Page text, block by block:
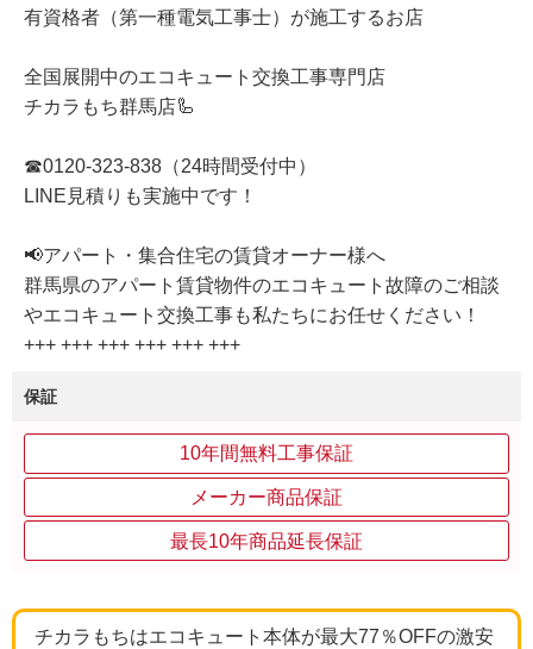
有資格者（第一種電気工事士）が施工するお店
全国展開中のエコキュート交換工事専門店
チカラもち群馬店🦾
☎0120-323-838（24時間受付中）
LINE見積りも実施中です！
📢アパート・集合住宅の賃貸オーナー様へ
群馬県のアパート賃貸物件のエコキュート故障のご相談
やエコキュート交換工事も私たちにお任せください！
+++ +++ +++ +++ +++ +++
保証
10年間無料工事保証
メーカー商品保証
最長10年商品延長保証
チカラもちはエコキュート本体が最大77％OFFの激安